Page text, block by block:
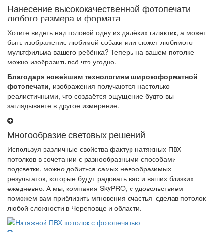
Нанесение высококачественной фотопечати
любого размера и формата.
Хотите видеть над головой одну из далёких галактик, а может
быть изображение любимой собаки или сюжет любимого
мультфильма вашего ребёнка? Теперь на вашем потолке
можно изобразить всё что угодно.
Благодаря новейшим технологиям широкоформатной
фотопечати, изображения получаются настолько
реалистичными, что создаётся ощущение будто вы
заглядываете в другое измерение.
Многообразие световых решений
Используя различные свойства фактур натяжных ПВХ
потолков в сочетании с разнообразными способами
подсветки, можно добиться самых невообразимых
результатов, которые будут радовать вас и ваших близких
ежедневно. А мы, компания SkyPRO, с удовольствием
поможем вам приблизить мгновения счастья, сделав потолок
любой сложности в Череповце и области.